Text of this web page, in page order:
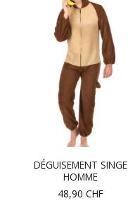
DÉGUISEMENT SINGE
HOMME
48,90 CHF